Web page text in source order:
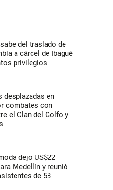
del traslado de
a cárcel de Ibagué
privilegios
desplazadas en
combates con
el Clan del Golfo y
dejó US$22
Medellín y reunió
de 53